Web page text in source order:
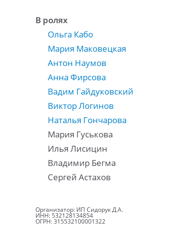
В ролях
Ольга Кабо
Мария Маковецкая
Антон Наумов
Анна Фирсова
Вадим Гайдуковский
Виктор Логинов
Наталья Гончарова
Мария Гуськова
Илья Лисицин
Владимир Бегма
Сергей Астахов
Организатор: ИП Сидорук Д.А.
ИНН: 532128134854
ОГРН: 315532100001322